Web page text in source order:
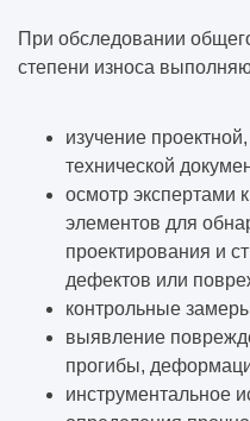
При обследовании
степени износа
изучение
технической
осмотр экспертами
элементов для
проектирования и
дефектов или
контрольные
выявление
прогибы,
инструментальное